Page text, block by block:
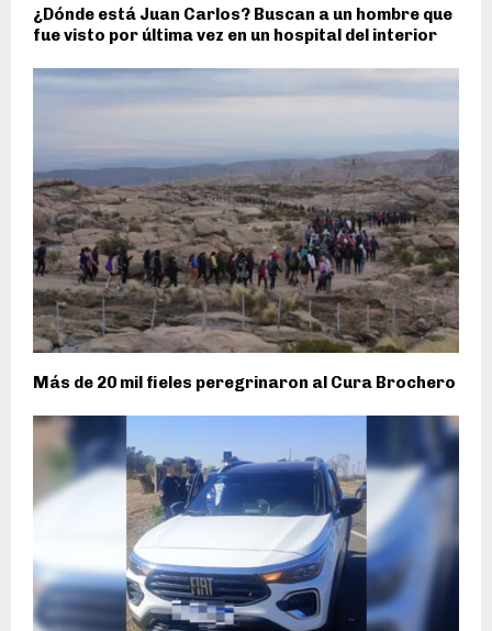
¿Dónde está Juan Carlos? Buscan a un hombre que
fue visto por última vez en un hospital del interior
Más de 20 mil fieles peregrinaron al Cura Brochero